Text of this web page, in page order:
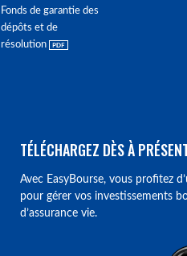
Fonds de garantie des
dépôts et de
résolution
TÉLÉCHARGEZ DÈS À
Avec EasyBourse, vous profitez
pour gérer vos investissements
d’assurance vie.